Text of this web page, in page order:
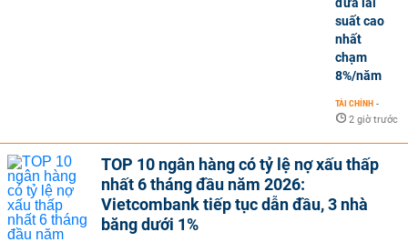
suất cao
nhất
chạm
8%/năm
TÀI CHÍNH -
2 giờ trước
TOP 10 ngân hàng có tỷ lệ nợ xấu thấp
nhất 6 tháng đầu năm 2026:
Vietcombank tiếp tục dẫn đầu, 3 nhà
băng dưới 1%